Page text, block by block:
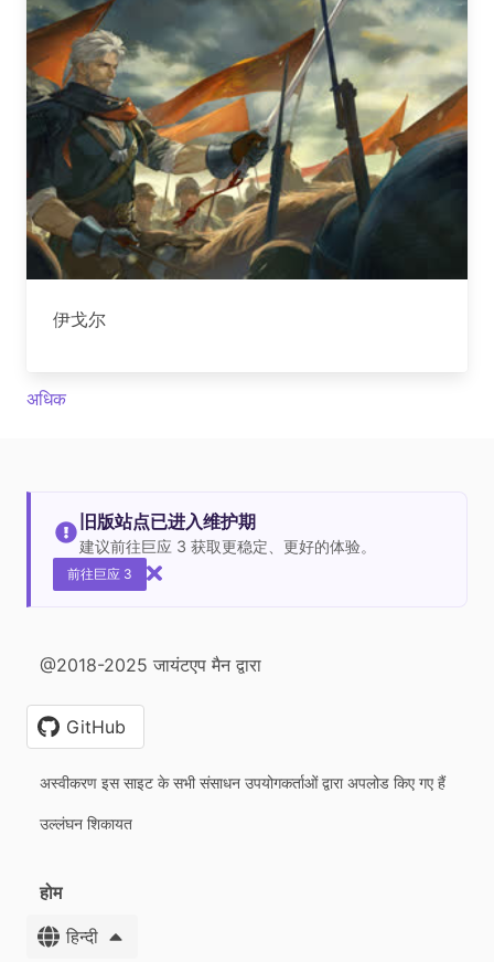
伊戈尔
अधिक
旧版站点已进入维护期
建议前往巨应 3 获取更稳定、更好的体验。
前往巨应 3
@2018-2025 जायंटएप मैन द्वारा
GitHub
अस्वीकरण इस साइट के सभी संसाधन उपयोगकर्ताओं द्वारा अपलोड किए गए हैं
उल्लंघन शिकायत
होम
हिन्दी